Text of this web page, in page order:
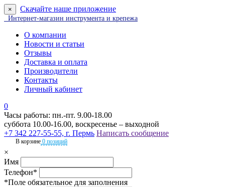
× Скачайте наше приложение
Интернет-магазин инструмента и крепежа
О компании
Новости и статьи
Отзывы
Доставка и оплата
Производители
Контакты
Личный кабинет
0
Часы работы: пн.-пт. 9.00-18.00
суббота 10.00-16.00, воскресенье – выходной
+7 342 227-55-55, г. Пермь Написать сообщение
В корзине 0 позиций
×
Имя
Телефон*
*Поле обязательное для заполнения